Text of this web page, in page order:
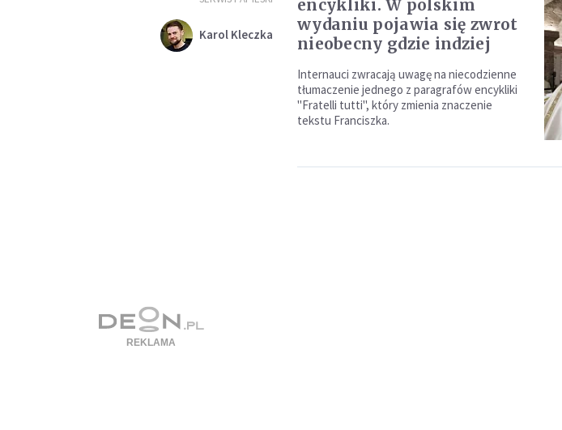
Karol Kleczka
encykliki. W polskim
wydaniu pojawia się zwrot
nieobecny gdzie indziej
Internauci zwracają uwagę na niecodzienne
tłumaczenie jednego z paragrafów encykliki
"Fratelli tutti", który zmienia znaczenie
tekstu Franciszka.